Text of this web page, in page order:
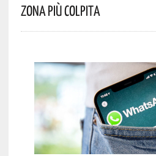
Zona Più Colpita